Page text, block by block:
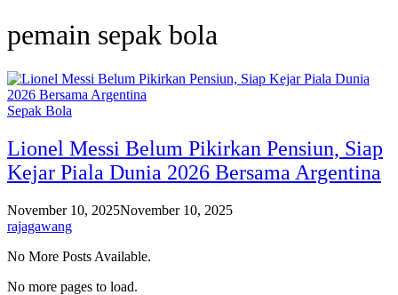
pemain sepak bola
Sepak Bola
Lionel Messi Belum Pikirkan Pensiun, Siap
Kejar Piala Dunia 2026 Bersama Argentina
November 10, 2025November 10, 2025
rajagawang
No More Posts Available.
No more pages to load.